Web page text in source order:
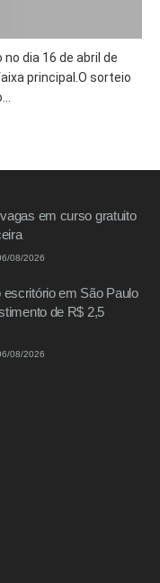
dia 16 de abril de
principal.O sorteio
em curso gratuito
08/2026
em São Paulo
de R$ 2,5
08/2026